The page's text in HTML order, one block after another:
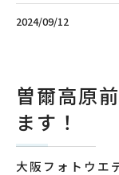
2024/09/12
曽爾高原
ます！
大阪フォトウエ